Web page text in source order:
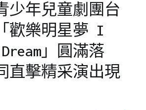
少年兒童劇團台
歡樂明星夢 I
」圓滿落
直擊精采演出現